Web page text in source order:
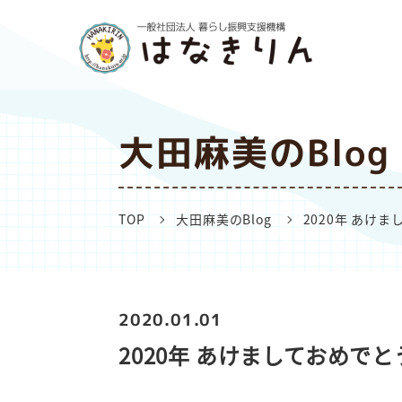
大田麻美のBlog
TOP 大田麻美のBlog 2020年 あけま
2020.01.01
2020年 あけましておめでと